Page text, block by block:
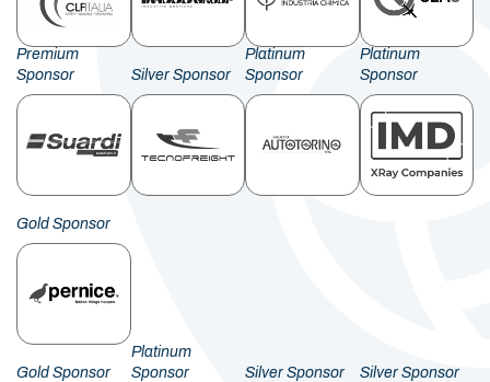
Premium
Sponsor
Silver Sponsor
Platinum
Sponsor
Platinum
Sponsor
Gold Sponsor
Gold Sponsor
Platinum
Sponsor
Silver Sponsor Silver Sponsor